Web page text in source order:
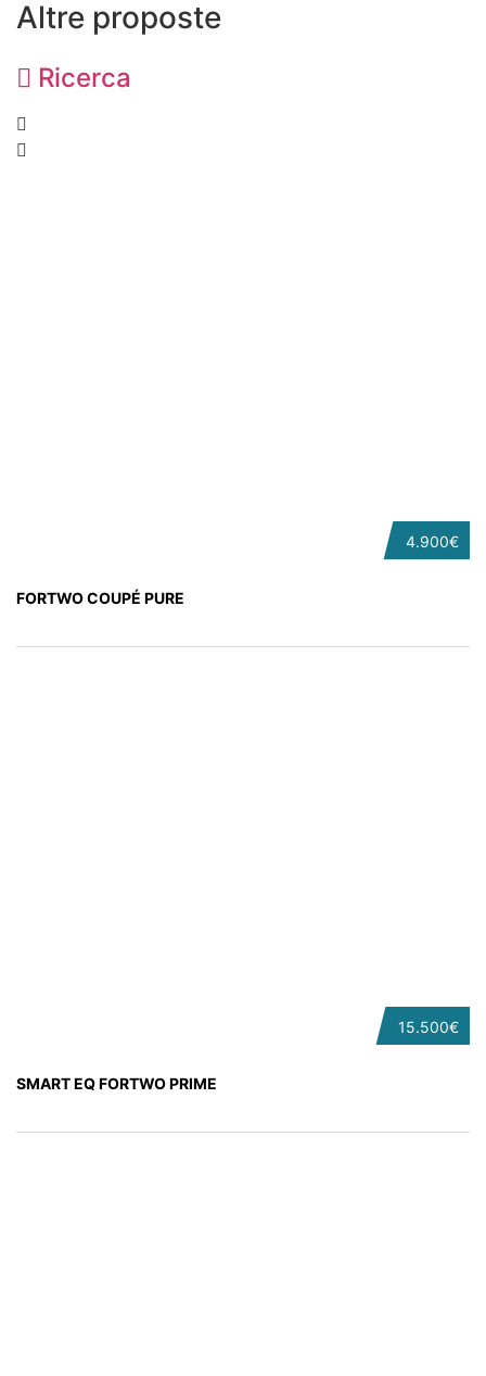
Altre proposte
Ricerca
4.900€
FORTWO COUPÉ PURE
15.500€
SMART EQ FORTWO PRIME